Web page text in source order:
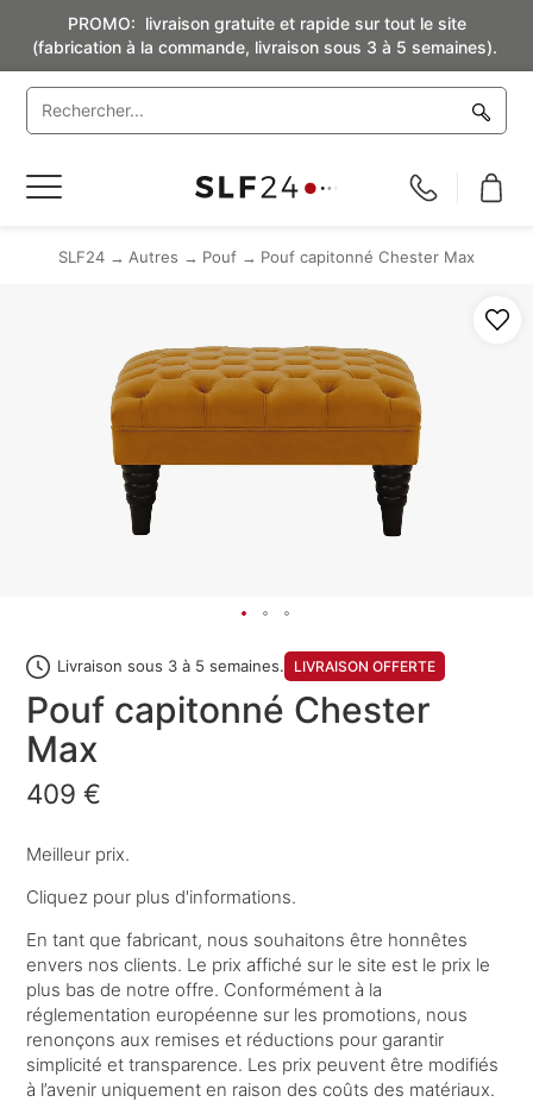
PROMO: livraison gratuite et rapide sur tout le site
(fabrication à la commande, livraison sous 3 à 5 semaines).
Basculer
SLF24 Autres Pouf Pouf capitonné Chester Max
Livraison sous 3 à 5 semaines. LIVRAISON OFFERTE
Pouf capitonné Chester
Max
409 €
Meilleur prix.
Cliquez pour plus d'informations.
En tant que fabricant, nous souhaitons être honnêtes
envers nos clients. Le prix affiché sur le site est le prix le
plus bas de notre offre. Conformément à la
réglementation européenne sur les promotions, nous
renonçons aux remises et réductions pour garantir
simplicité et transparence. Les prix peuvent être modifiés
à l’avenir uniquement en raison des coûts des matériaux.